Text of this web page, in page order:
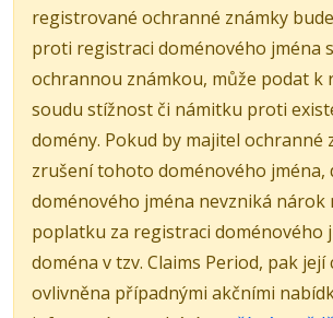
registrované ochranné známky
proti registraci doménového jména
ochrannou známkou, může podat k
soudu stížnost či námitku proti
domény. Pokud by majitel ochranné
zrušení tohoto doménového jména,
doménového jména nevzniká nárok
poplatku za registraci doménového
doména v tzv. Claims Period, pak její
ovlivněna případnými akčními